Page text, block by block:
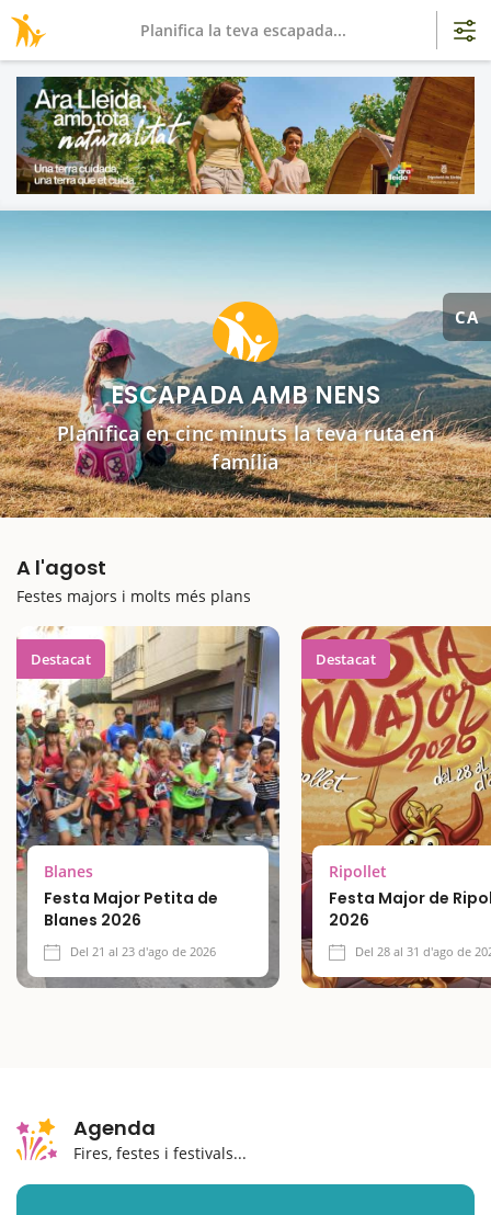
CA
ESCAPADA AMB NENS
Planifica en cinc minuts la teva ruta en
família
A l'agost
Festes majors i molts més plans
Blanes
Festa Major Petita de
Blanes 2026
Del 21 al 23 d'ago de 2026
Destacat
Ripollet
Festa Major de
2026
Del 28 al 31 d'ago de
Destacat
Agenda
Fires, festes i festivals...
Planifica la teva escapada...